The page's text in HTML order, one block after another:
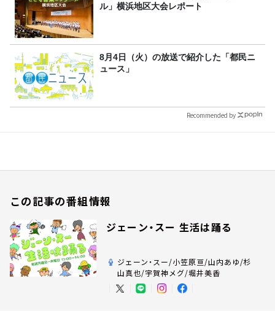
ル」横浜地区大会レポート
8月4日（火）の放送で紹介した「都民ニ
ュース」
Recommended by
この記事の番組情報
ジェーン・スー 生活は踊る
ジェーン・スー/小笠原亘/山内あゆ/杉
山真也/宇賀神メグ/堀井美香